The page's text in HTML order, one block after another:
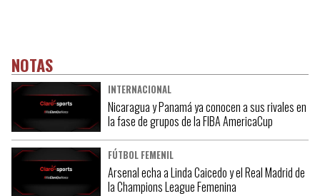
NOTAS
INTERNACIONAL
Nicaragua y Panamá ya conocen a sus rivales en
la fase de grupos de la FIBA AmericaCup
FÚTBOL FEMENIL
Arsenal echa a Linda Caicedo y el Real Madrid de
la Champions League Femenina